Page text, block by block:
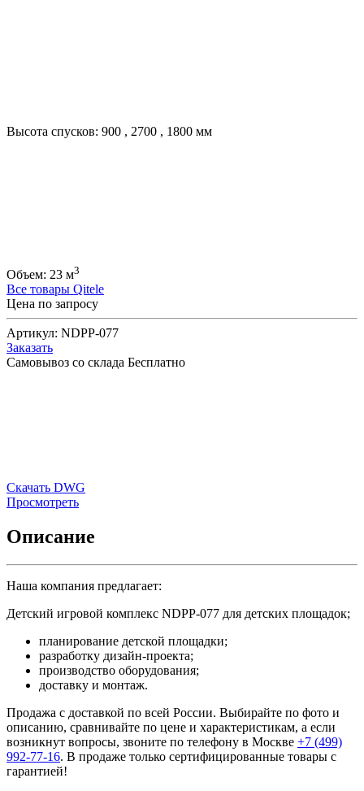
Высота спусков: 900 , 2700 , 1800 мм
Объем: 23 м3
Все товары Qitele
Цена по запросу
Артикул: NDPP-077
Заказать
Самовывоз со склада Бесплатно
Скачать DWG
Просмотреть
Описание
Наша компания предлагает:
Детский игровой комплекс NDPP-077 для детских площадок;
планирование детской площадки;
разработку дизайн-проекта;
производство оборудования;
доставку и монтаж.
Продажа с доставкой по всей России. Выбирайте по фото и
описанию, сравнивайте по цене и характеристикам, а если
возникнут вопросы, звоните по телефону в Москве +7 (499)
992-77-16. В продаже только сертифицированные товары с
гарантией!